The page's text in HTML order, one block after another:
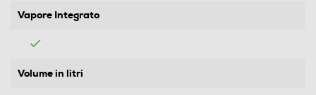
Vapore Integrato
Volume in litri